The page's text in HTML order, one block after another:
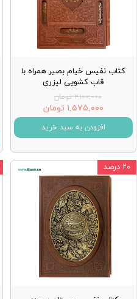
کتاب نفیس خیام بصیر همراه با
قاب کشویی لیزری
۲,۱۰۰,۰۰۰ تومان
۱,۵۷۵,۰۰۰ تومان
افزودن به سبد خرید
۲۰ درصد